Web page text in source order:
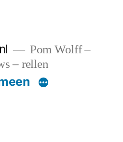
Pom Wolff –
– rellen